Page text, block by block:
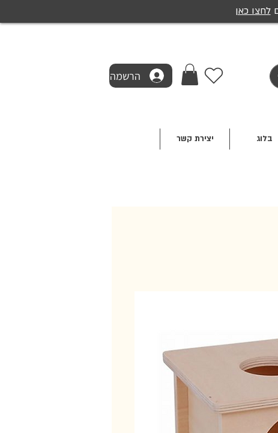
לחצו כאן
הרשמה
בלוג יצירת קשר